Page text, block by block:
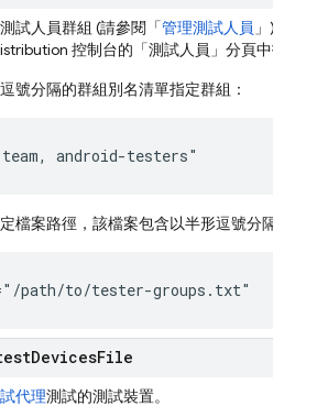
試人員群組 (請參閱「管理測試人員 」)。群
控制台的「測試人員」 分頁中找到
號分隔的群組別名清單指定群組：
team, android-testers"
檔案路徑，該檔案包含以半形逗號分隔的群
path/to/tester-groups.txt"
DevicesFile
代理測試的測試裝置。